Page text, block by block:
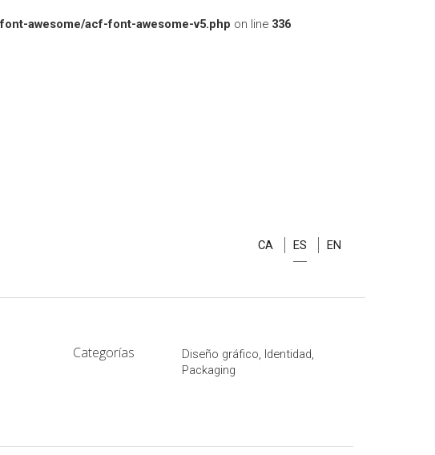
awesome/acf-font-awesome-v5.php on line 336
CA ES EN
Categorías
Diseño gráfico, Identidad,
Packaging